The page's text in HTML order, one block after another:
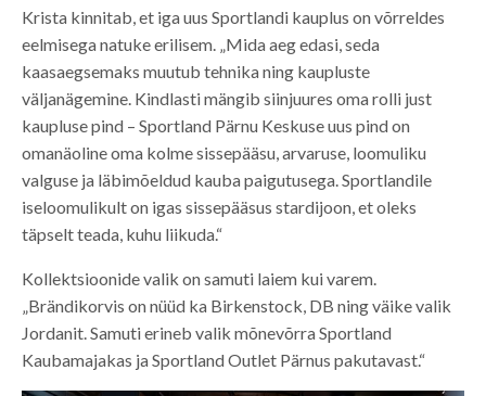
Krista kinnitab, et iga uus Sportlandi kauplus on võrreldes
eelmisega natuke erilisem. „Mida aeg edasi, seda
kaasaegsemaks muutub tehnika ning kaupluste
väljanägemine. Kindlasti mängib siinjuures oma rolli just
kaupluse pind – Sportland Pärnu Keskuse uus pind on
omanäoline oma kolme sissepääsu, arvaruse, loomuliku
valguse ja läbimõeldud kauba paigutusega. Sportlandile
iseloomulikult on igas sissepääsus stardijoon, et oleks
täpselt teada, kuhu liikuda.“
Kollektsioonide valik on samuti laiem kui varem.
„Brändikorvis on nüüd ka Birkenstock, DB ning väike valik
Jordanit. Samuti erineb valik mõnevõrra Sportland
Kaubamajakas ja Sportland Outlet Pärnus pakutavast.“